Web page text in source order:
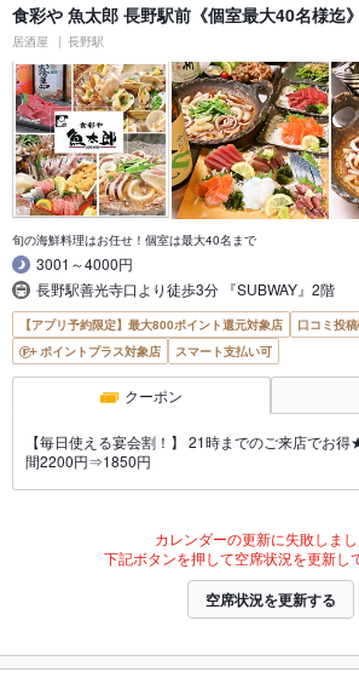
食彩や 魚太郎 長野駅前《個室最大40名様迄》
居酒屋 長野駅
旬の海鮮料理はお任せ！個室は最大40名まで
3001～4000円
長野駅善光寺口より徒歩3分 『SUBWAY』2階
【アプリ予約限定】最大800ポイント還元対象店
口コミ投
ポイントプラス対象店
スマート支払い可
クーポン
【毎日使える宴会割！】 21時までのご来店でお
間2200円⇒1850円
カレンダーの更新に失敗しまし
下記ボタンを押して空席状況を更新し
空席状況を更新する